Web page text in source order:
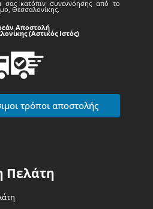
σας κατόπιν συνεννόησης από το
Θεσσαλονίκης.
Αποστολή
(Αστικός Ιστός)
τρόποι αποστολής
Πελάτη